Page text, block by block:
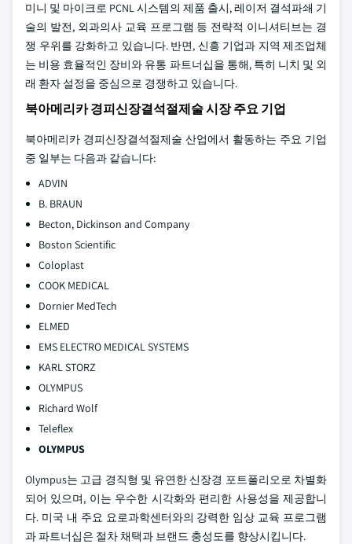
미니 및 마이크로 PCNL 시스템의 제품 출시, 레이저 결석파쇄 기
술의 발전, 외과의사 교육 프로그램 등 전략적 이니셔티브는 경
쟁 우위를 강화하고 있습니다. 반면, 신흥 기업과 지역 제조업체
는 비용 효율적인 장비와 유통 파트너십을 통해, 특히 니치 및 외
래 환자 설정을 중심으로 경쟁하고 있습니다.
북아메리카 경피신장결석절제술 시장 주요 기업
북아메리카 경피신장결석절제술 산업에서 활동하는 주요 기업
중 일부는 다음과 같습니다:
ADVIN
B. BRAUN
Becton, Dickinson and Company
Boston Scientific
Coloplast
COOK MEDICAL
Dornier MedTech
ELMED
EMS ELECTRO MEDICAL SYSTEMS
KARL STORZ
OLYMPUS
Richard Wolf
Teleflex
OLYMPUS
Olympus는 고급 경직형 및 유연한 신장경 포트폴리오로 차별화
되어 있으며, 이는 우수한 시각화와 편리한 사용성을 제공합니
다. 미국 내 주요 요로과학센터와의 강력한 임상 교육 프로그램
과 파트너십은 절차 채택과 브랜드 충성도를 향상시킵니다.